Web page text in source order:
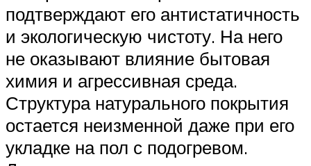
подтверждают его антистатичность
и экологическую чистоту. На него
не оказывают влияние бытовая
химия и агрессивная среда.
Структура натурального покрытия
остается неизменной даже при его
укладке на пол с подогревом.